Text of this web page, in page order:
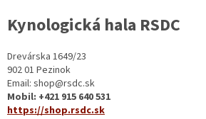
Kynologická hala RSDC
Drevárska 1649/23
902 01 Pezinok
Email: shop@rsdc.sk
Mobil: +421 915 640 531
https://shop.rsdc.sk